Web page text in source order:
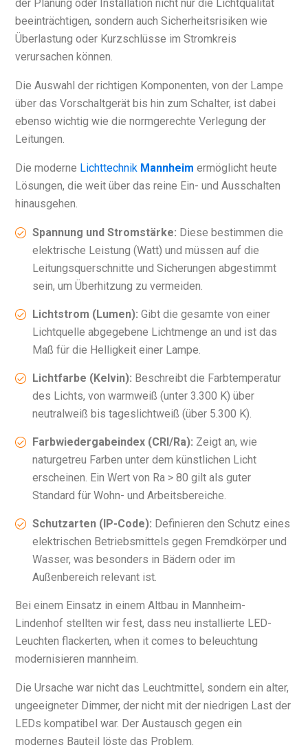
der Planung oder Installation nicht nur die Lichtqualität
beeinträchtigen, sondern auch Sicherheitsrisiken wie
Überlastung oder Kurzschlüsse im Stromkreis
verursachen können.
Die Auswahl der richtigen Komponenten, von der Lampe
über das Vorschaltgerät bis hin zum Schalter, ist dabei
ebenso wichtig wie die normgerechte Verlegung der
Leitungen.
Die moderne Lichttechnik Mannheim ermöglicht heute
Lösungen, die weit über das reine Ein- und Ausschalten
hinausgehen.
Spannung und Stromstärke: Diese bestimmen die
elektrische Leistung (Watt) und müssen auf die
Leitungsquerschnitte und Sicherungen abgestimmt
sein, um Überhitzung zu vermeiden.
Lichtstrom (Lumen): Gibt die gesamte von einer
Lichtquelle abgegebene Lichtmenge an und ist das
Maß für die Helligkeit einer Lampe.
Lichtfarbe (Kelvin): Beschreibt die Farbtemperatur
des Lichts, von warmweiß (unter 3.300 K) über
neutralweiß bis tageslichtweiß (über 5.300 K).
Farbwiedergabeindex (CRI/Ra): Zeigt an, wie
naturgetreu Farben unter dem künstlichen Licht
erscheinen. Ein Wert von Ra > 80 gilt als guter
Standard für Wohn- und Arbeitsbereiche.
Schutzarten (IP-Code): Definieren den Schutz eines
elektrischen Betriebsmittels gegen Fremdkörper und
Wasser, was besonders in Bädern oder im
Außenbereich relevant ist.
Bei einem Einsatz in einem Altbau in Mannheim-
Lindenhof stellten wir fest, dass neu installierte LED-
Leuchten flackerten, when it comes to beleuchtung
modernisieren mannheim.
Die Ursache war nicht das Leuchtmittel, sondern ein alter,
ungeeigneter Dimmer, der nicht mit der niedrigen Last der
LEDs kompatibel war. Der Austausch gegen ein
modernes Bauteil löste das Problem.